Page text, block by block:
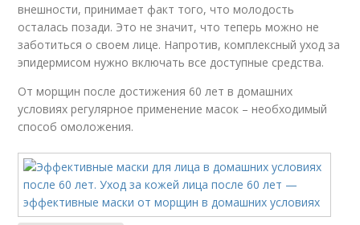
внешности, принимает факт того, что молодость
осталась позади. Это не значит, что теперь можно не
заботиться о своем лице. Напротив, комплексный уход за
эпидермисом нужно включать все доступные средства.
От морщин после достижения 60 лет в домашних
условиях регулярное применение масок – необходимый
способ омоложения.